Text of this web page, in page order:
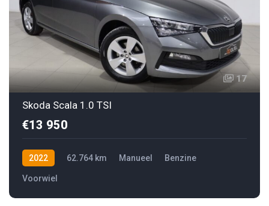
17
Skoda Scala 1.0 TSI
€13 950
2022 62.764 km Manueel Benzine
Voorwiel